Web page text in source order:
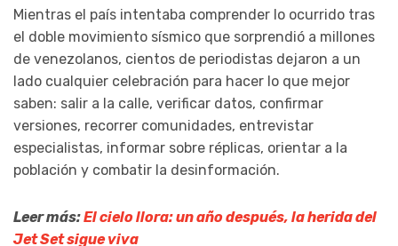
Mientras el país intentaba comprender lo ocurrido tras
el doble movimiento sísmico que sorprendió a millones
de venezolanos, cientos de periodistas dejaron a un
lado cualquier celebración para hacer lo que mejor
saben: salir a la calle, verificar datos, confirmar
versiones, recorrer comunidades, entrevistar
especialistas, informar sobre réplicas, orientar a la
población y combatir la desinformación.
Leer más:El cielo llora: un año después, la herida del
Jet Set sigue viva